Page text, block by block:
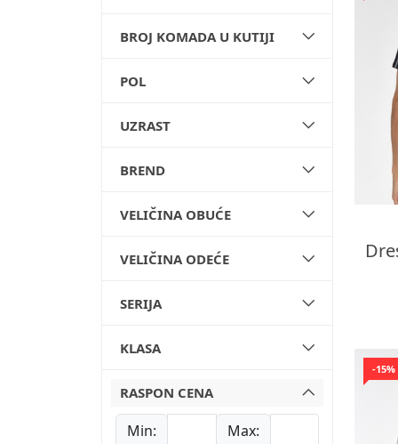
BROJ KOMADA U KUTIJI
POL
UZRAST
BREND
VELIČINA OBUĆE
VELIČINA ODEĆE
SERIJA
KLASA
RASPON CENA
Min: Max:
-15%